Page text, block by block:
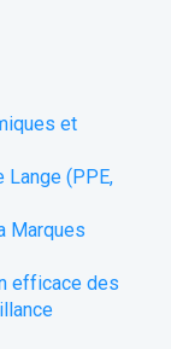
et
Lange (PPE,
Marques
efficace des